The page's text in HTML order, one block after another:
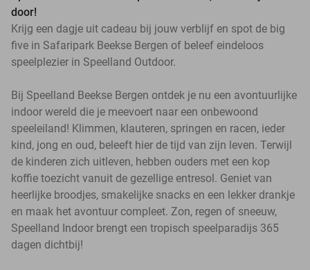
door!
Krijg een dagje uit cadeau bij jouw verblijf en spot de big
five in Safaripark Beekse Bergen of beleef eindeloos
speelplezier in Speelland Outdoor.
Bij Speelland Beekse Bergen ontdek je nu een avontuurlijke
indoor wereld die je meevoert naar een onbewoond
speeleiland! Klimmen, klauteren, springen en racen, ieder
kind, jong en oud, beleeft hier de tijd van zijn leven. Terwijl
de kinderen zich uitleven, hebben ouders met een kop
koffie toezicht vanuit de gezellige entresol. Geniet van
heerlijke broodjes, smakelijke snacks en een lekker drankje
en maak het avontuur compleet. Zon, regen of sneeuw,
Speelland Indoor brengt een tropisch speelparadijs 365
dagen dichtbij!